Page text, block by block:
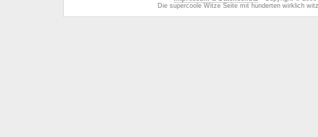
Die supercoole Witze Seite mit hunderten wirklich